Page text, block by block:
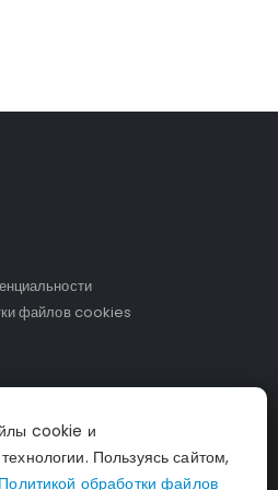
файлов cookies
cookie и
Пользуясь сайтом,
Политикой обработки файлов